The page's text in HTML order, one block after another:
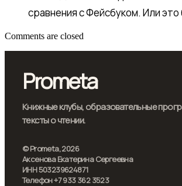
сравнения с Фейсбуком. Или
Comments are closed
Prometa
Книжные клубы, образовательные
тексты о чтении.
© Prometa, 2026
Аксенова Екатерина Сергеевна
ИНН 503239624871
Телефон +7 933 362 3523